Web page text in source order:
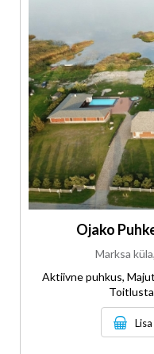
Ojako
Marksa
Aktiivne puhkus,